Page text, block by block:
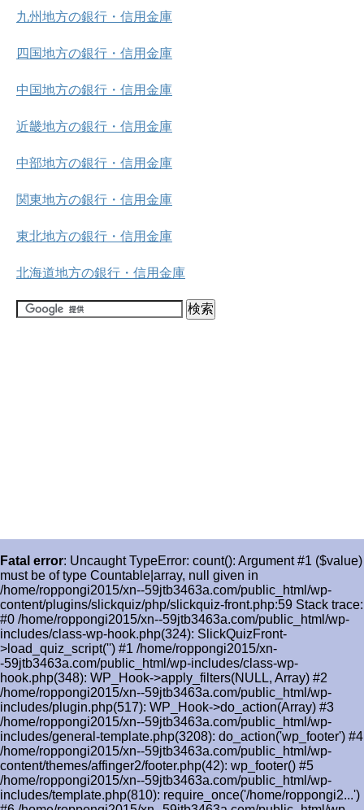
九州地方の銀行・信用金庫
四国地方の銀行・信用金庫
中国地方の銀行・信用金庫
近畿地方の銀行・信用金庫
中部地方の銀行・信用金庫
関東地方の銀行・信用金庫
東北地方の銀行・信用金庫
北海道地方の銀行・信用金庫
Fatal error: Uncaught TypeError: count(): Argument #1 ($value)
must be of type Countable|array, null given in
/home/roppongi2015/xn--59jtb3463a.com/public_html/wp-
content/plugins/slickquiz/php/slickquiz-front.php:59 Stack trace:
#0 /home/roppongi2015/xn--59jtb3463a.com/public_html/wp-
includes/class-wp-hook.php(324): SlickQuizFront-
>load_quiz_script('') #1 /home/roppongi2015/xn-
-59jtb3463a.com/public_html/wp-includes/class-wp-
hook.php(348): WP_Hook->apply_filters(NULL, Array) #2
/home/roppongi2015/xn--59jtb3463a.com/public_html/wp-
includes/plugin.php(517): WP_Hook->do_action(Array) #3
/home/roppongi2015/xn--59jtb3463a.com/public_html/wp-
includes/general-template.php(3208): do_action('wp_footer') #4
/home/roppongi2015/xn--59jtb3463a.com/public_html/wp-
content/themes/affinger2/footer.php(42): wp_footer() #5
/home/roppongi2015/xn--59jtb3463a.com/public_html/wp-
includes/template.php(810): require_once('/home/roppongi2...')